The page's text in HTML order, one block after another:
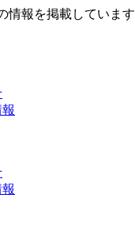
情報を掲載しています